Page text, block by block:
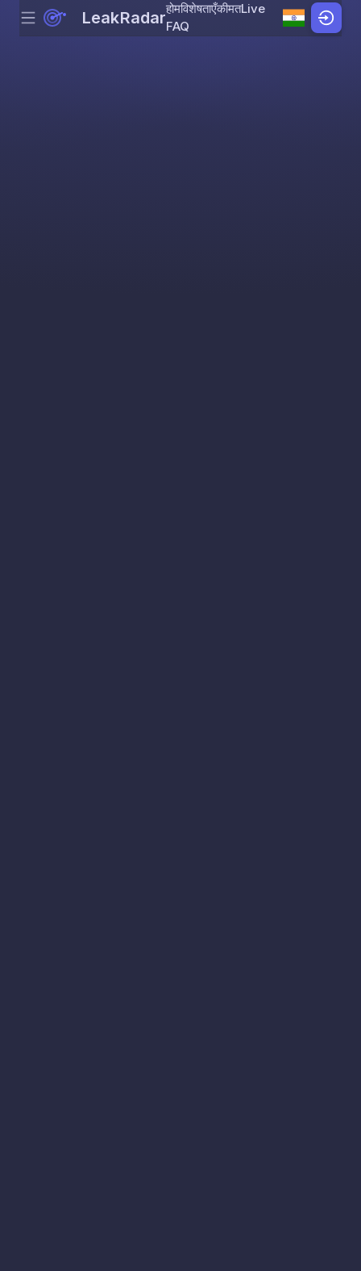
Skip to content
Menu LeakRadarहोमविशेषताएँकीमतLive
FAQ